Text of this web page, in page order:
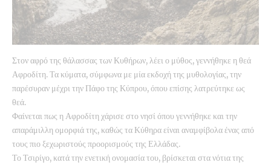
Στον αφρό της θάλασσας των Κυθήρων, λέει ο μύθος, γεννήθηκε η θεά
Αφροδίτη. Τα κύματα, σύμφωνα με μία εκδοχή της μυθολογίας, την
παρέσυραν μέχρι την Πάφο της Κύπρου, όπου επίσης λατρεύτηκε ως
θεά.
Φαίνεται πως η Αφροδίτη χάρισε στο νησί όπου γεννήθηκε και την
απαράμιλλη ομορφιά της, καθώς τα Κύθηρα είναι αναμφίβολα ένας από
τους πιο ξεχωριστούς προορισμούς της Ελλάδας.
Το Τσιρίγο, κατά την ενετική ονομασία του, βρίσκεται στα νότια της